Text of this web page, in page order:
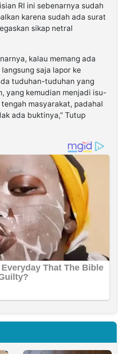
RI ini sebenarnya sudah
karena sudah ada surat
sikap netral
kalau memang ada
saja lapor ke
tuduhan-tuduhan yang
yang kemudian menjadi isu-
masyarakat, padahal
ada buktinya,” Tutup